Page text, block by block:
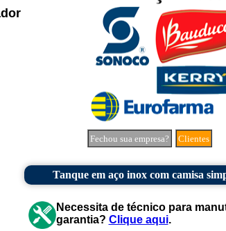
Fechou sua empresa? Clientes
Tanque em aço inox com camisa
Necessita de técnico para
garantia? Clique aqui.